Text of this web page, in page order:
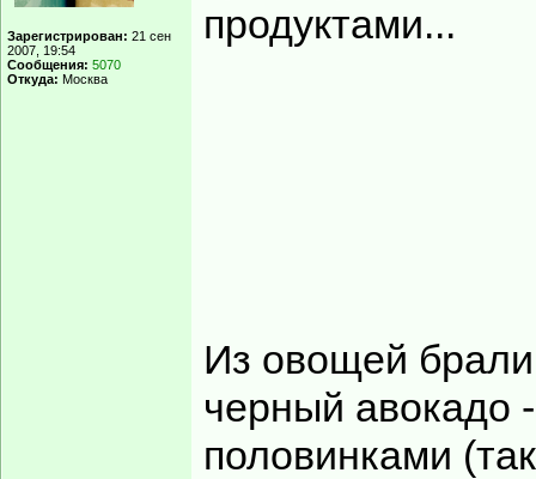
Зарегистрирован: 21 сен
2007, 19:54
Сообщения: 5070
Откуда: Москва
продуктами...
Из овощей брали
черный авокадо
половинками